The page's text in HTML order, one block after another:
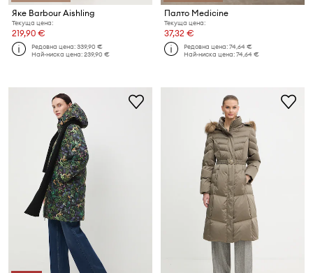
Яке Barbour Aishling
Текуща цена:
219,90 €
Редовна цена:339,90 €
Най-ниска цена:239,90 €
Палто Medicine
Текуща цена:
37,32 €
Редовна цена:74,64 €
Най-ниска цена:74,64 €